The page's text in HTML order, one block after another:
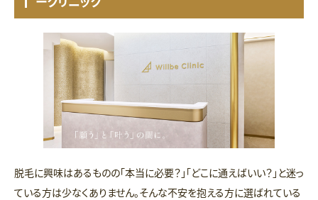
脱毛に興味はあるものの「本当に必要？」「どこに通えばいい？」と迷っ
ている方は少なくありません。そんな不安を抱える方に選ばれている